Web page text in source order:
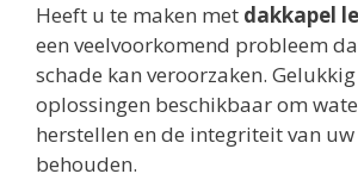
Heeft u te maken met dakkapel
een veelvoorkomend probleem
schade kan veroorzaken.
oplossingen beschikbaar om
herstellen en de integriteit van
behouden.